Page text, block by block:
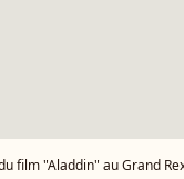
"Aladdin" au Grand